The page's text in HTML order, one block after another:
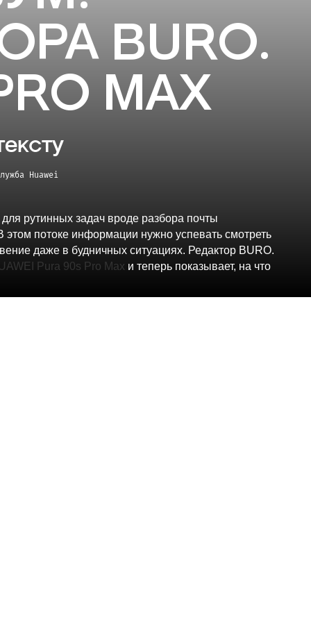
BURO.
MAX
Huawei
рутинных задач вроде разбора почты
этом потоке информации нужно успевать смотреть
даже в будничных ситуациях. Редактор BURO.
Pura 90s Pro Max и теперь показывает, на что